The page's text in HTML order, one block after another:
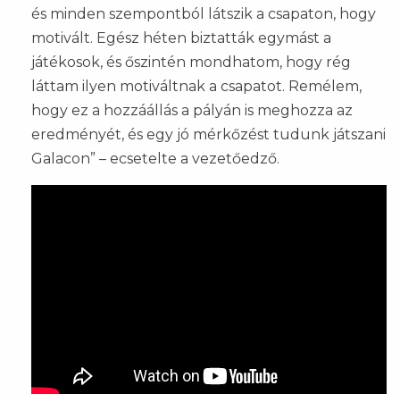
és minden szempontból látszik a csapaton, hogy
motivált. Egész héten biztatták egymást a
játékosok, és őszintén mondhatom, hogy rég
láttam ilyen motiváltnak a csapatot. Remélem,
hogy ez a hozzáállás a pályán is meghozza az
eredményét, és egy jó mérkőzést tudunk játszani
Galacon” – ecsetelte a vezetőedző.